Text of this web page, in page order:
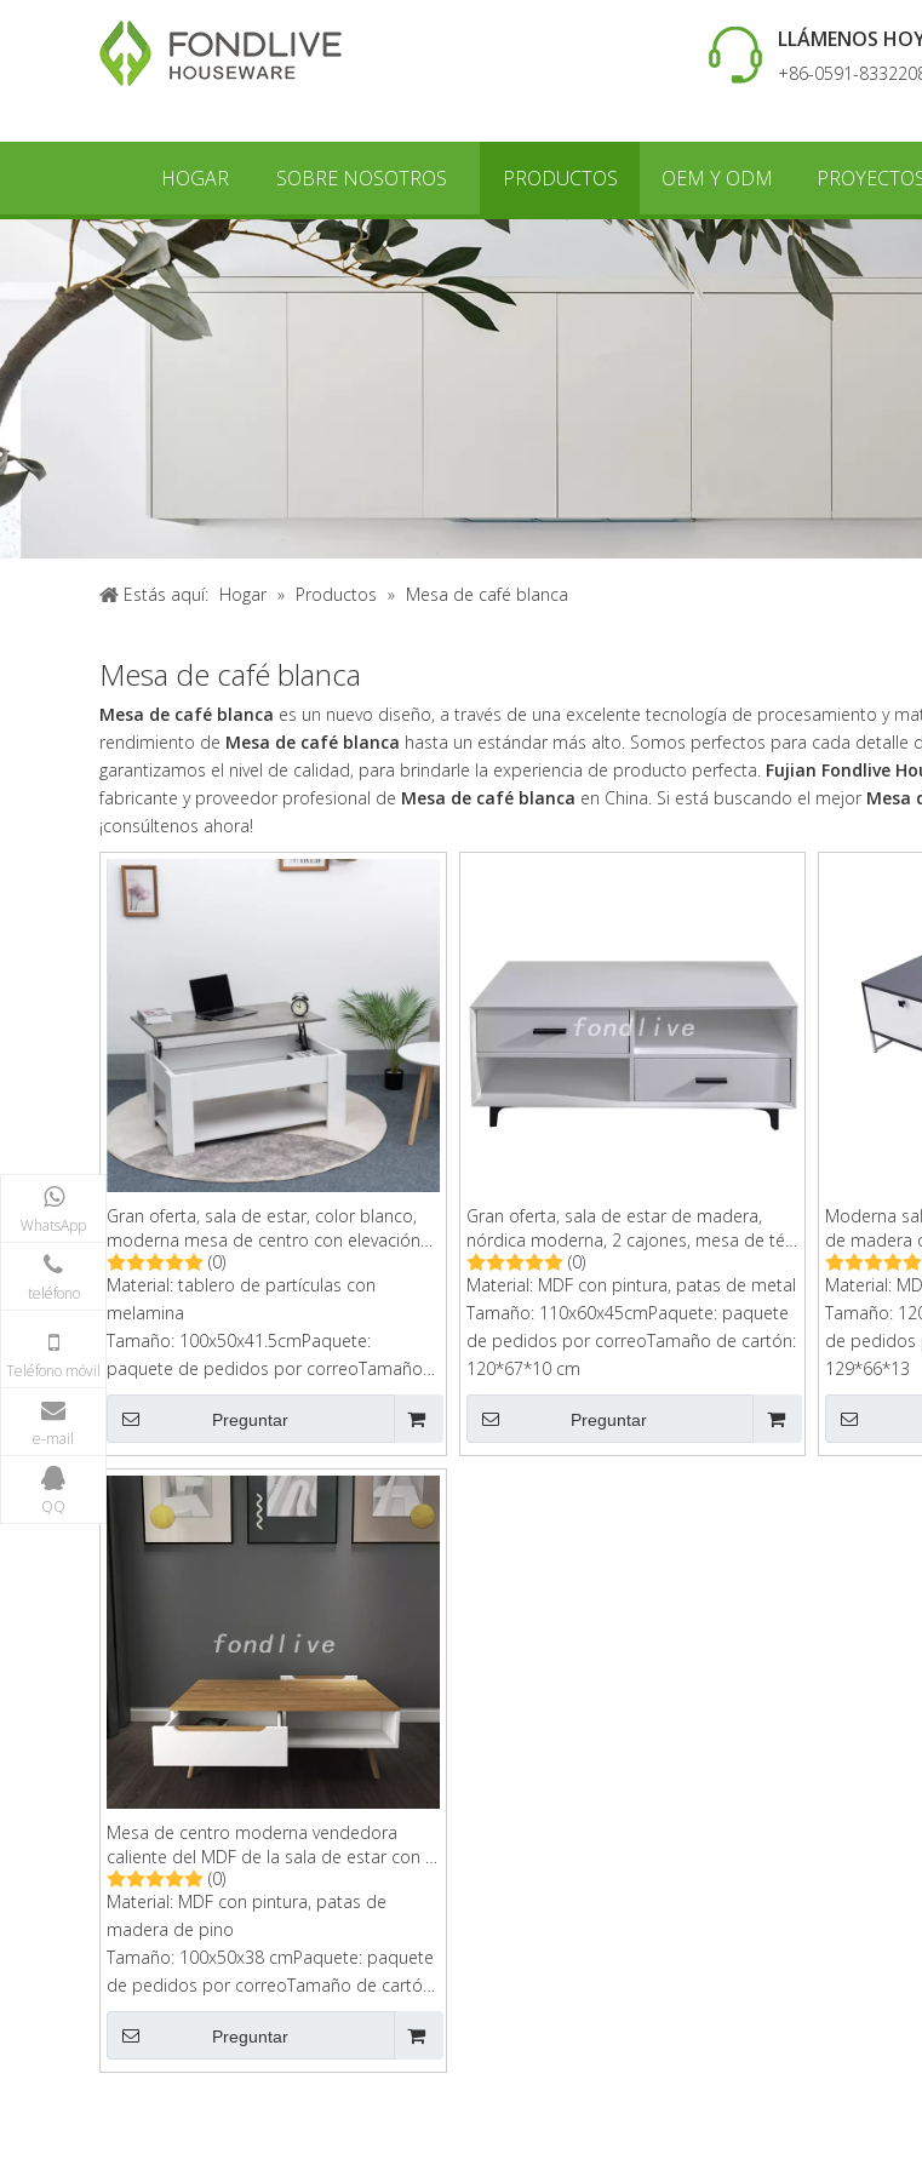
LLÁMENOS
+86-0591-
HOGAR SOBRE NOSOTROS PRODUCTOS OEM Y ODM
Estás aquí: Hogar » Productos » Mesa de café blanca
Mesa de café blanca
Mesa de café blanca es un nuevo diseño, a través de una excelente tecnología de procesamiento y
rendimiento de Mesa de café blanca hasta un estándar más alto. Somos perfectos para cada detalle
garantizamos el nivel de calidad, para brindarle la experiencia de producto perfecta. Fujian Fondlive
fabricante y proveedor profesional de Mesa de café blanca en China. Si está buscando el mejor Mesa
¡consúltenos ahora!
Gran oferta, sala de estar, color blanco,
moderna mesa de centro con elevación
superior
(0)
Material: tablero de partículas con
melamina
Tamaño: 100x50x41.5cmPaquete:
paquete de pedidos por correoTamaño
de cartón: 113x58x11cm
Preguntar
Gran oferta, sala de estar de madera,
nórdica moderna, 2 cajones, mesa de té y
café con patas de metal
(0)
Material: MDF con pintura, patas de metal
Tamaño: 110x60x45cmPaquete: paquete
de pedidos por correoTamaño de cartón:
120*67*10 cm
Preguntar
Moderna
de madera
Material:
Tamaño:
de pedidos
129*66*13
Mesa de centro moderna vendedora
caliente del MDF de la sala de estar con el
cajón
(0)
Material: MDF con pintura, patas de
madera de pino
Tamaño: 100x50x38 cmPaquete: paquete
de pedidos por correoTamaño de cartón:
107x64x11cm
Preguntar
WhatsApp
teléfono
Teléfono móvil
e-mail
QQ